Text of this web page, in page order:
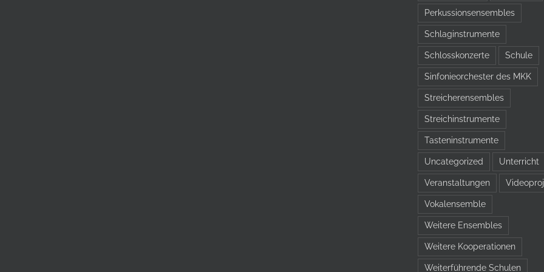
Perkussionsensembles
Schlaginstrumente
Schlosskonzerte Schule
Sinfonieorchester des MKK
Streicherensembles
Streichinstrumente
Tasteninstrumente
Uncategorized Unterricht
Veranstaltungen
Vokalensemble
Weitere Ensembles
Weitere Kooperationen
Weiterführende Schulen